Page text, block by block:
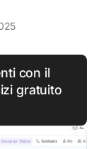
con il
gratuito